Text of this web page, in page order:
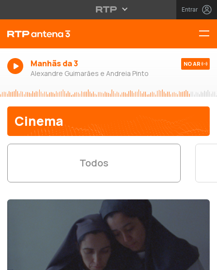
Entrar
Manhãs da 3
Alexandre Guimarães e Andreia Pinto
NO AR
Cinema
Todos